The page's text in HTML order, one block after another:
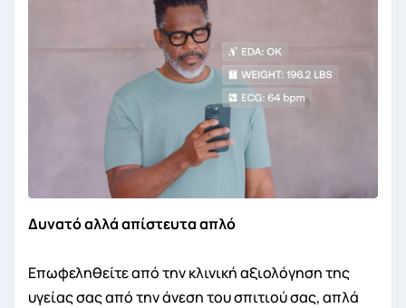
Δυνατό αλλά απίστευτα απλό
Επωφεληθείτε από την κλινική αξιολόγηση της
υγείας σας από την άνεση του σπιτιού σας, απλά